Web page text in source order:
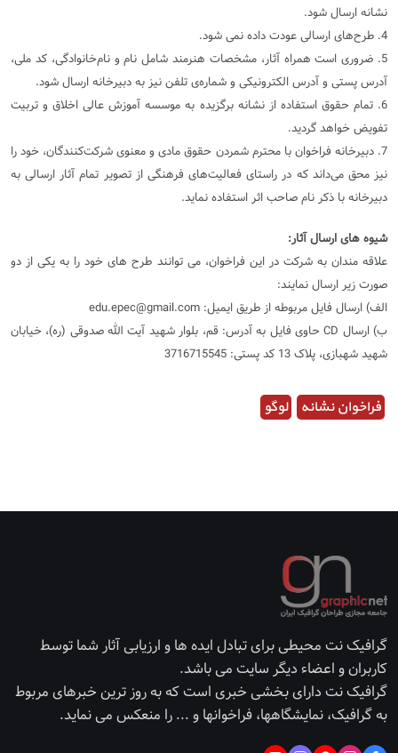
نشانه ارسال شود.
4. طرح‌های ارسالی عودت داده نمی شود.
5. ضروری است همراه آثار، مشخصات هنرمند شامل نام و نام‌خانوادگی، کد ملی،
آدرس پستی و آدرس الکترونیکی و شماره‌ی تلفن نیز به دبیرخانه‌ ارسال شود.
6. تمام حقوق استفاده از نشانه برگزیده به موسسه آموزش عالی اخلاق و تربیت
تفویض خواهد گردید.
7. دبیرخانه فراخوان با محترم شمردن حقوق مادی و معنوی شرکت‌کنندگان، خود را
نیز محق می‌داند که در راستای فعالیت‌های فرهنگی از تصویر تمام آثار ارسالی به
دبیرخانه با ذکر نام صاحب اثر استفاده نماید.
شیوه های ارسال آثار:
علاقه مندان به شرکت در این فراخوان، می توانند طرح های خود را به یکی از دو
صورت زیر ارسال نمایند:
الف) ارسال فایل مربوطه از طریق ایمیل: edu.epec@gmail.com
ب) ارسال CD حاوی فایل به آدرس: قم، بلوار شهید آیت الله صدوقی (ره)، خیابان
شهید شهبازی، پلاک 13 کد پستی: 3716715545
فراخوان نشانه لوگو
گرافیک نت محیطی برای تبادل ایده ها و ارزیابی آثار شما توسط
کاربران و اعضاء دیگر سایت می باشد.
گرافیک نت دارای بخشی خبری است که به روز ترین خبرهای مربوط
به گرافیک، نمایشگاهها، فراخوانها و ... را منعکس می نماید.